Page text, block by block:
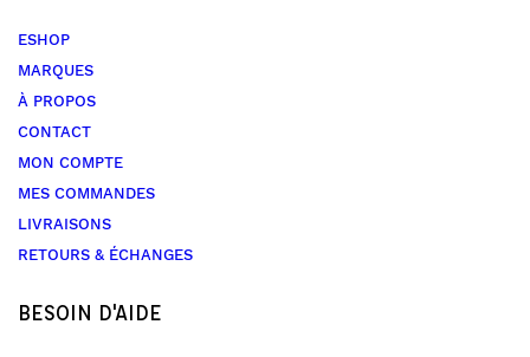
ESHOP
MARQUES
À PROPOS
CONTACT
MON COMPTE
MES COMMANDES
LIVRAISONS
RETOURS & ÉCHANGES
BESOIN D'AIDE